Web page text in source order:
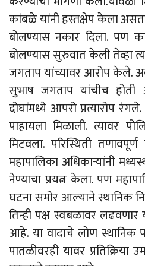
कांबळे यांनी हस्तक्षेप केला
बोलण्यास नकार दिला. पण
बोलण्यास सुरुवात केली तेव्हा
जगताप यांच्यावर आरोप केले.
सुभाष जगताप यांचीच होती
दोघांमध्ये आपरो प्रत्यारोप
पाहायला मिळाली. त्यावर
मिटवला. परिस्थिती
महापालिका अधिकाऱ्यांनी
नेण्याचा प्रयत्न केला. पण
घटना समोर आल्याने स्थानिक
तिन्ही पक्ष स्वबळावर लढवणार
आहे. या वादाचे लोण स्थानिक
पातळीवरही यावर